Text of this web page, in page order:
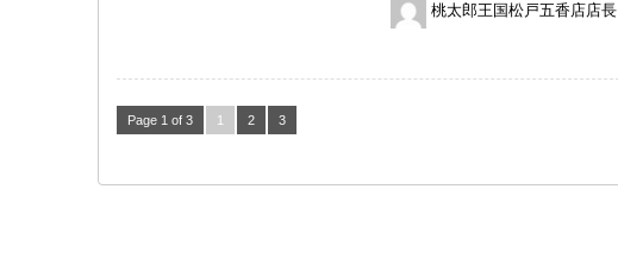
桃太郎王国松戸五香店店長
Page 1 of 3 1 2 3